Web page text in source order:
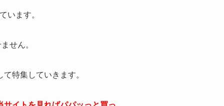
います。
せん。
て特集していきます。